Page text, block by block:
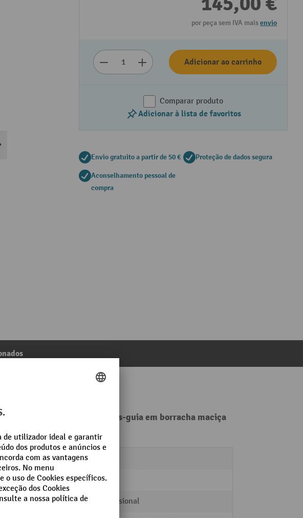
por peça sem IVA maisenvio
Adicionar ao carrinho
Comparar produto
Adicionar à lista de favoritos
Envio gratuito a partir de 50 € Proteção de dados segura
Aconselhamento pessoal de
compra
22 + AMW 22p, para rodas-guia em borracha maciça
do equipamento 1 kg
Professional